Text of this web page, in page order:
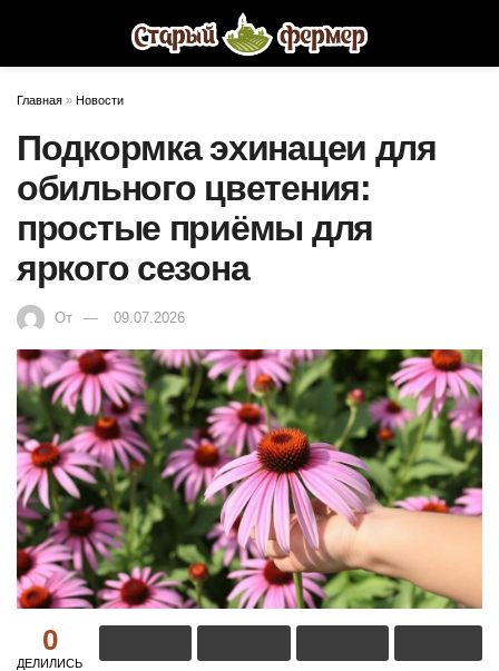
Главная » Новости
Подкормка эхинацеи для
обильного цветения:
простые приёмы для
яркого сезона
От 09.07.2026
0
ДЕЛИЛИСЬ